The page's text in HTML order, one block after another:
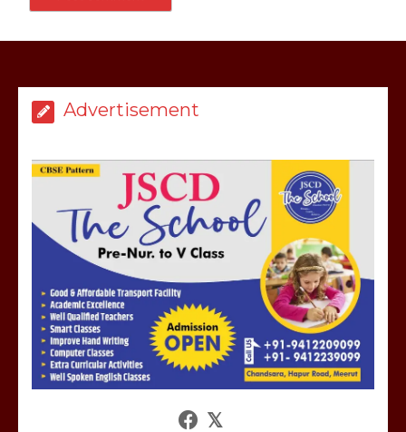
Advertisement
ने सरकार को दी आमरण अनशन की चेतावनी
March 8, 2025
मेरठ सुराजकुंड शमशान घाट में चिता से अस्थि
उठाकर खाते कुत्ते का वीडियो इंटरनेट पर जमकर
हो रहा वायरल
March 6, 2025
होलिका रखने पर लात मार कर होलिका को किया
गलोच ,कहा अगर रखी गई होली तो होगा खून